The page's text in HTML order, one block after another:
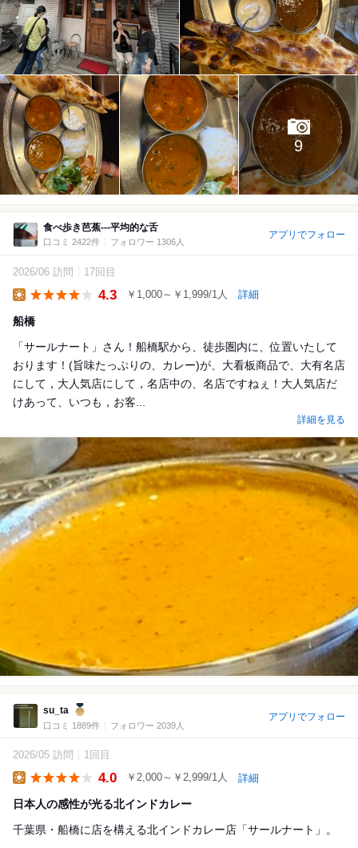
9
食べ歩き芭蕉---平均的な舌
口コミ 2422件 フォロワー 1306人
アプリでフォロー
2026/06 訪問 17回目
4.3 ￥1,000～￥1,999/1人 詳細
船橋
「サールナート」さん！船橋駅から、徒歩圏内に、位置いたして
おります！(旨味たっぷりの、カレー)が、大看板商品で、大有名店
にして，大人気店にして，名店中の、名店ですねぇ！大人気店だ
けあって、いつも，お客...
詳細を見る
su_ta
口コミ 1889件 フォロワー 2039人
アプリでフォロー
2026/05 訪問 1回目
4.0 ￥2,000～￥2,999/1人 詳細
日本人の感性が光る北インドカレー
千葉県・船橋に店を構える北インドカレー店「サールナート」。